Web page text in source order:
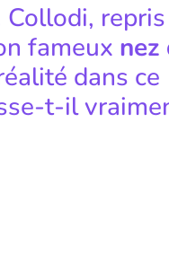
Collodi,
fameux nez
dans ce
t-il